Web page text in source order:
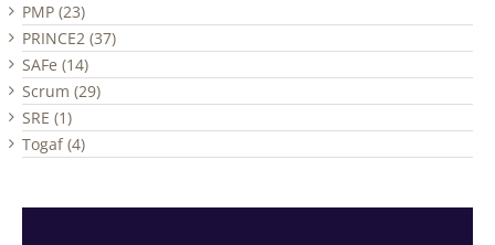
PMP (23)
PRINCE2 (37)
SAFe (14)
Scrum (29)
SRE (1)
Togaf (4)